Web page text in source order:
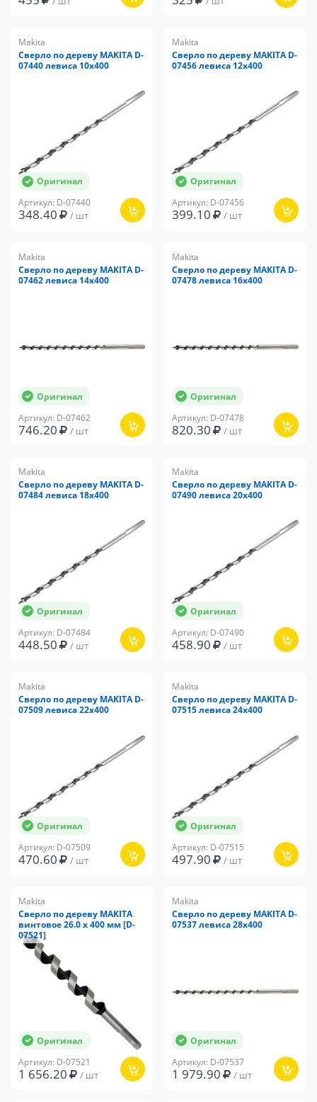
Makita
Сверло по дереву MAKITA D-
07440 левиса 10x400
Оригинал
Артикул: D-07440
348.40 / шт
Makita
Сверло по дереву MAKITA D-
07456 левиса 12x400
Оригинал
Артикул: D-07456
399.10 / шт
Makita
Сверло по дереву MAKITA D-
07462 левиса 14x400
Оригинал
Артикул: D-07462
746.20 / шт
Makita
Сверло по дереву MAKITA D-
07478 левиса 16x400
Оригинал
Артикул: D-07478
820.30 / шт
Makita
Сверло по дереву MAKITA D-
07484 левиса 18x400
Оригинал
Артикул: D-07484
448.50 / шт
Makita
Сверло по дереву MAKITA D-
07490 левиса 20x400
Оригинал
Артикул: D-07490
458.90 / шт
Makita
Сверло по дереву MAKITA D-
07509 левиса 22x400
Оригинал
Артикул: D-07509
470.60 / шт
Makita
Сверло по дереву MAKITA D-
07515 левиса 24x400
Оригинал
Артикул: D-07515
497.90 / шт
Makita
Сверло по дереву MAKITA
винтовое 26.0 х 400 мм [D-
07521]
Оригинал
Артикул: D-07521
1 656.20 / шт
Makita
Сверло по дереву MAKITA D-
07537 левиса 28x400
Оригинал
Артикул: D-07537
1 979.90 / шт